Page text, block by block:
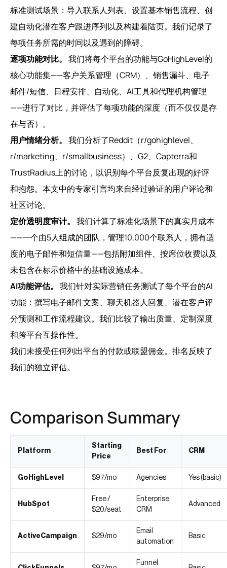
标准测试场景：导入联系人列表、设置基本销售流程、创
建自动化潜在客户跟进序列以及构建着陆页。我们记录了
每项任务所需的时间以及遇到的障碍。
逐项功能对比。 我们将每个平台的功能与GoHighLevel的
核心功能集——客户关系管理（CRM）、销售漏斗、电子
邮件/短信、日程安排、自动化、AI工具和代理机构管理
——进行了对比，并评估了每项功能的深度（而不仅仅是存
在与否）。
用户情绪分析。 我们分析了Reddit（r/gohighlevel、
r/marketing、r/smallbusiness）、G2、Capterra和
TrustRadius上的讨论，以识别每个平台反复出现的好评
和抱怨。本文中的专家引言均来自经过验证的用户评论和
社区讨论。
定价透明度审计。 我们计算了标准化场景下的真实月成本
——一个由5人组成的团队，管理10,000个联系人，拥有适
度的电子邮件和短信量——包括附加组件、按席位收费以及
未包含在标示价格中的基础设施成本。
AI功能评估。 我们针对实际营销任务测试了每个平台的AI
功能：撰写电子邮件文案、聊天机器人回复、潜在客户评
分预测和工作流程建议。我们比较了输出质量、定制深度
和跨平台互操作性。
我们未接受任何列出平台的付款或联盟佣金。排名反映了
我们的独立评估。
Comparison Summary
Platform
Starting
Price
Best For CRM
GoHighLevel $97/mo Agencies Yes (basic)
HubSpot
Free /
$20/seat
Enterprise
CRM
Advanced
ActiveCampaign $29/mo
Email
automation
Basic
Funnel